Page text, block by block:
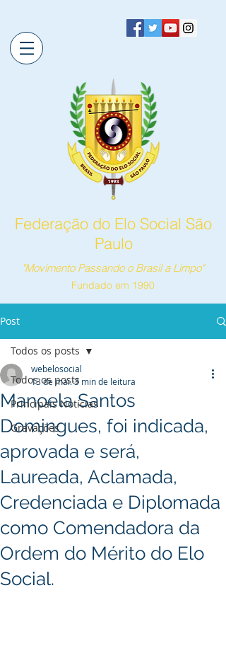
Federação do Elo Social São
Paulo
"Movimento Passando o Brasil a Limpo"
Fundado em 1990
Post
Todos os posts
Principais Notícias
Gravações
Todos os posts
Manoela Santos
Domingues, foi indicada,
aprovada e será,
Laureada, Aclamada,
Credenciada e Diplomada
como Comendadora da
Ordem do Mérito do Elo
Social.
webelosocial
13 de mai.3 min de leitura